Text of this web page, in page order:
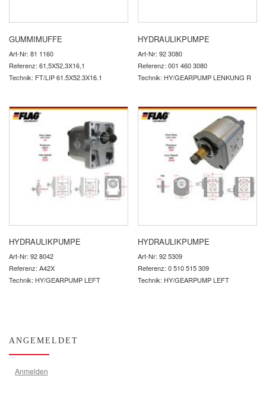
GUMMIMUFFE
Art-Nr: 81 1160
Referenz: 61,5X52,3X16,1
Technik: FT/LIP 61.5X52.3X16.1
HYDRAULIKPUMPE
Art-Nr: 92 3080
Referenz: 001 460 3080
Technik: HY/GEARPUMP LENKUNG R
HYDRAULIKPUMPE
Art-Nr: 92 8042
Referenz: A42X
Technik: HY/GEARPUMP LEFT
HYDRAULIKPUMPE
Art-Nr: 92 5309
Referenz: 0 510 515 309
Technik: HY/GEARPUMP LEFT
ANGEMELDET
Anmelden